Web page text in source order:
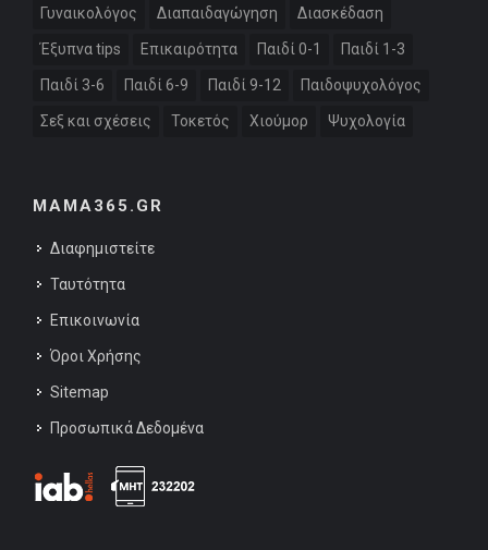
Γυναικολόγος Διαπαιδαγώγηση Διασκέδαση
Έξυπνα tips Επικαιρότητα Παιδί 0-1 Παιδί 1-3
Παιδί 3-6 Παιδί 6-9 Παιδί 9-12 Παιδοψυχολόγος
Σεξ και σχέσεις Τοκετός Χιούμορ Ψυχολογία
MAMA365.GR
Διαφημιστείτε
Ταυτότητα
Επικοινωνία
Όροι Χρήσης
Sitemap
Προσωπικά Δεδομένα